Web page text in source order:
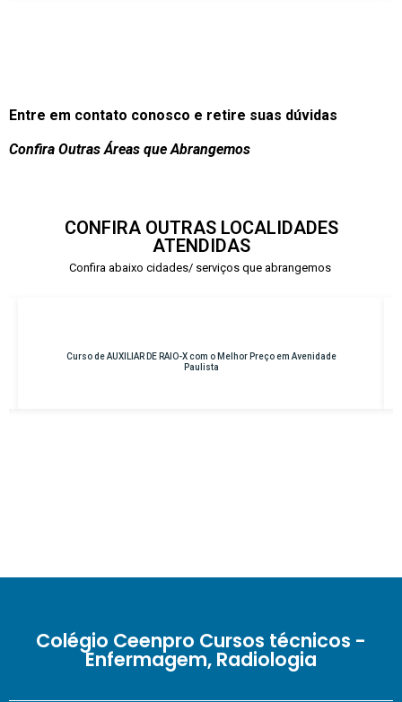
Entre em contato conosco e retire suas dúvidas
Confira Outras Áreas que Abrangemos
CONFIRA OUTRAS LOCALIDADES
ATENDIDAS
Confira abaixo cidades/ serviços que abrangemos
Preço em Avenidade
Curso de INSTRUMENTAÇÃO CIRÚRGICA com
Colégio Ceenpro Cursos técnicos -
Enfermagem, Radiologia